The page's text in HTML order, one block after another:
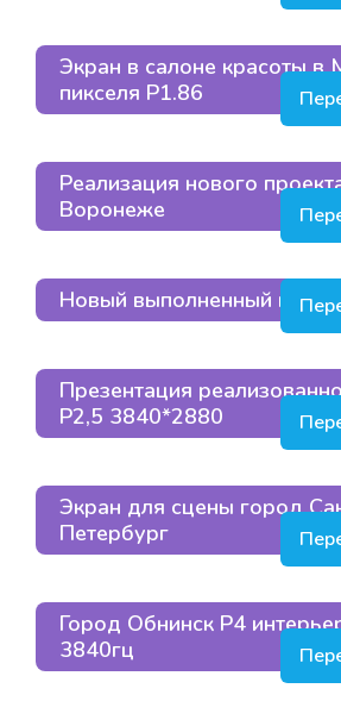
Экран в салоне красоты в
пикселя P1.86
Реализация нового
Воронеже
Новый выполненный
Презентация
P2,5 3840*2880
Экран для сцены город
Петербург
Город Обнинск P4
3840гц